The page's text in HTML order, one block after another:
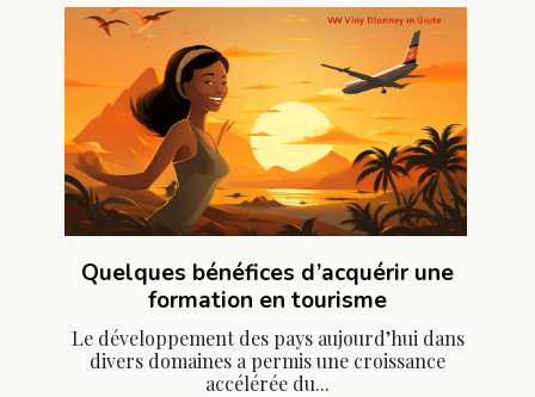
Quelques bénéfices d’acquérir une
formation en tourisme
Le développement des pays aujourd’hui dans
divers domaines a permis une croissance
accélérée du...